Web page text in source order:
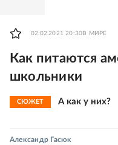
02.02.2021 20:30 В МИРЕ
Как питаются
школьники
СЮЖЕТ А как у них?
Александр Гасюк